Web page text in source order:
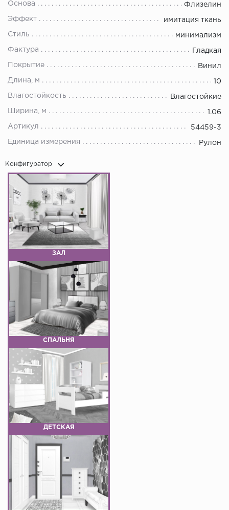
Основа Флизелин
Эффект имитация ткань
Стиль минимализм
Фактура Гладкая
Покрытие Винил
Длина, м 10
Влагостойкость Влагостойкие
Ширина, м 1.06
Артикул 54459-3
Единица измерения Рулон
Конфигуратор
ЗАЛ
СПАЛЬНЯ
ДЕТСКАЯ